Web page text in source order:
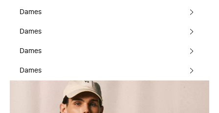
Dames
Dames
Dames
Dames